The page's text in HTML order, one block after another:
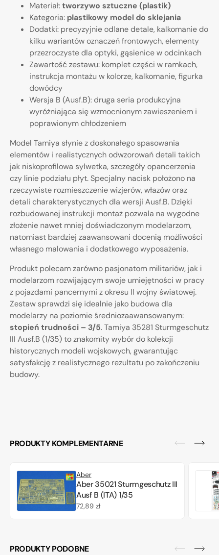
Materiał:tworzywo sztuczne (plastik)
Kategoria: plastikowy model do sklejania
Dodatki: precyzyjnie odlane detale, kalkomanie do
kilku wariantów oznaczeń frontowych, elementy
przezroczyste dla optyki, gąsienice w odcinkach
Zawartość zestawu: komplet części w ramkach,
instrukcja montażu w kolorze, kalkomanie, figurka
dowódcy
Wersja B (Ausf.B): druga seria produkcyjna
wyróżniająca się wzmocnionym zawieszeniem i
poprawionym chłodzeniem
Model Tamiya słynie z doskonałego spasowania
elementów i realistycznych odwzorowań detali takich
jak niskoprofilowa sylwetka, szczegóły opancerzenia
czy linie podziału płyt. Specjalny nacisk położono na
rzeczywiste rozmieszczenie wizjerów, włazów oraz
detali charakterystycznych dla wersji Ausf.B. Dzięki
rozbudowanej instrukcji montaż pozwala na wygodne
złożenie nawet mniej doświadczonym modelarzom,
natomiast bardziej zaawansowani docenią możliwości
własnego malowania i dodatkowego wyposażenia.
Produkt polecam zarówno pasjonatom militariów, jak i
modelarzom rozwijającym swoje umiejętności w pracy
z pojazdami pancernymi z okresu II wojny światowej.
Zestaw sprawdzi się idealnie jako budowa dla
modelarzy na poziomie średniozaawansowanym:
stopień trudności – 3/5. Tamiya 35281 Sturmgeschutz
III Ausf.B (1/35) to znakomity wybór do kolekcji
historycznych modeli wojskowych, gwarantując
satysfakcję z realistycznego rezultatu po zakończeniu
budowy.
PRODUKTY KOMPLEMENTARNE
Aber
Aber 35021 Sturmgeschutz III
Ausf B (ITA) 1/35
Cena
72,89 zł
PRODUKTY PODOBNE